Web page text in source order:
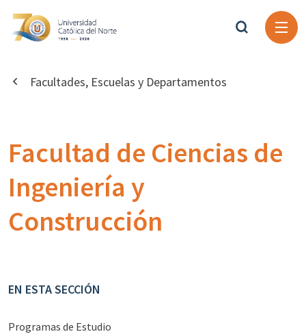
Facultades, Escuelas y Departamentos
Facultad de Ciencias de
Ingeniería y
Construcción
EN ESTA SECCIÓN
Programas de Estudio